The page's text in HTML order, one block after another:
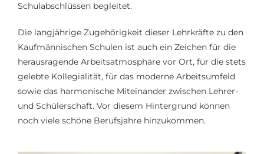
Schulabschlüssen begleitet.
Die langjährige Zugehörigkeit dieser Lehrkräfte zu den
Kaufmännischen Schulen ist auch ein Zeichen für die
herausragende Arbeitsatmosphäre vor Ort, für die stets
gelebte Kollegialität, für das moderne Arbeitsumfeld
sowie das harmonische Miteinander zwischen Lehrer-
und Schülerschaft. Vor diesem Hintergrund können
noch viele schöne Berufsjahre hinzukommen.